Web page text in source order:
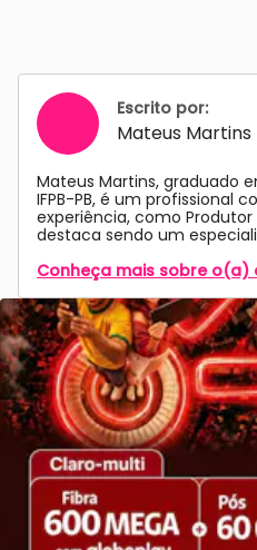
Escrito por:
Mateus Martins
Mateus Martins, graduado
IFPB-PB, é um profissional
experiência, como
destaca sendo um
Conheça mais sobre